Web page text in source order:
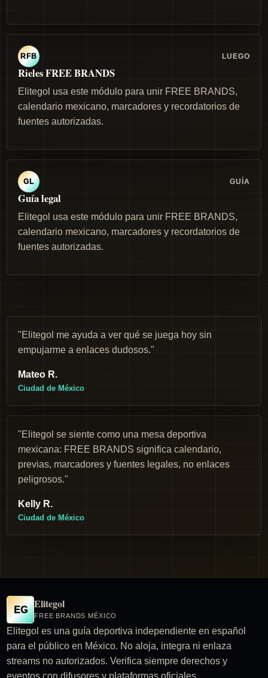
RFB LUEGO
Rieles FREE BRANDS
Elitegol usa este módulo para unir FREE BRANDS,
calendario mexicano, marcadores y recordatorios de
fuentes autorizadas.
GL GUÍA
Guía legal
Elitegol usa este módulo para unir FREE BRANDS,
calendario mexicano, marcadores y recordatorios de
fuentes autorizadas.
"Elitegol me ayuda a ver qué se juega hoy sin
empujarme a enlaces dudosos."
Mateo R.
Ciudad de México
"Elitegol se siente como una mesa deportiva
mexicana: FREE BRANDS significa calendario,
previas, marcadores y fuentes legales, no enlaces
peligrosos."
Kelly R.
Ciudad de México
EG Elitegol
FREE BRANDS MÉXICO
Elitegol es una guía deportiva independiente en español
para el público en México. No aloja, integra ni enlaza
streams no autorizados. Verifica siempre derechos y
eventos con difusores y plataformas oficiales.